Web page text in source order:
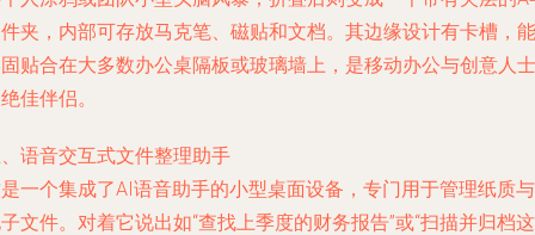
夹，内部可存放马克笔、磁贴和文档。其边缘设计有卡槽，能
贴合在大多数办公桌隔板或玻璃墙上，是移动办公与创意人士
佳伴侣。
语音交互式文件整理助手
一个集成了AI语音助手的小型桌面设备，专门用于管理纸质与
文件。对着它说出如“查找上季度的财务报告”或“扫描并归档这